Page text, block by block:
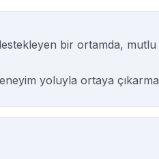
destekleyen bir ortamda,
yoluyla ortaya